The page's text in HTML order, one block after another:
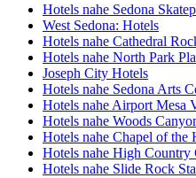
Hotels nahe Sedona
West Sedona: Hotels
Hotels nahe Cathedral
Hotels nahe North Park
Joseph City Hotels
Hotels nahe Sedona Arts
Hotels nahe Airport Mesa
Hotels nahe Woods
Hotels nahe Chapel of the
Hotels nahe High Country
Hotels nahe Slide Rock